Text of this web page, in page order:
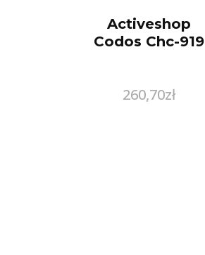
Activeshop
Codos Chc-919
260,70zł